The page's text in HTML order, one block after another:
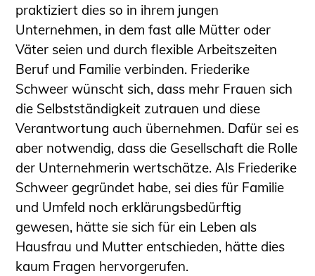
praktiziert dies so in ihrem jungen
Unternehmen, in dem fast alle Mütter oder
Väter seien und durch flexible Arbeitszeiten
Beruf und Familie verbinden. Friederike
Schweer wünscht sich, dass mehr Frauen sich
die Selbstständigkeit zutrauen und diese
Verantwortung auch übernehmen. Dafür sei es
aber notwendig, dass die Gesellschaft die Rolle
der Unternehmerin wertschätze. Als Friederike
Schweer gegründet habe, sei dies für Familie
und Umfeld noch erklärungsbedürftig
gewesen, hätte sie sich für ein Leben als
Hausfrau und Mutter entschieden, hätte dies
kaum Fragen hervorgerufen.